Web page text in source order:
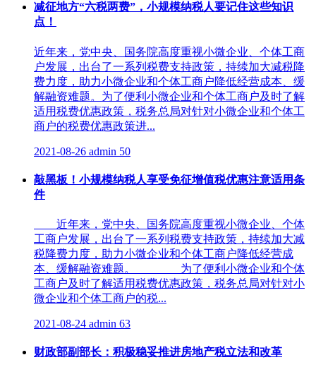
减征地方“六税两费”，小规模纳税人要记住这些知识
点！
近年来，党中央、国务院高度重视小微企业、个体工商
户发展，出台了一系列税费支持政策，持续加大减税降
费力度，助力小微企业和个体工商户降低经营成本、缓
解融资难题。为了便利小微企业和个体工商户及时了解
适用税费优惠政策，税务总局对针对小微企业和个体工
商户的税费优惠政策进...
2021-08-26 admin 50
敲黑板！小规模纳税人享受免征增值税优惠注意适用条
件
近年来，党中央、国务院高度重视小微企业、个体
工商户发展，出台了一系列税费支持政策，持续加大减
税降费力度，助力小微企业和个体工商户降低经营成
本、缓解融资难题。 为了便利小微企业和个体
工商户及时了解适用税费优惠政策，税务总局对针对小
微企业和个体工商户的税...
2021-08-24 admin 63
财政部副部长：积极稳妥推进房地产税立法和改革